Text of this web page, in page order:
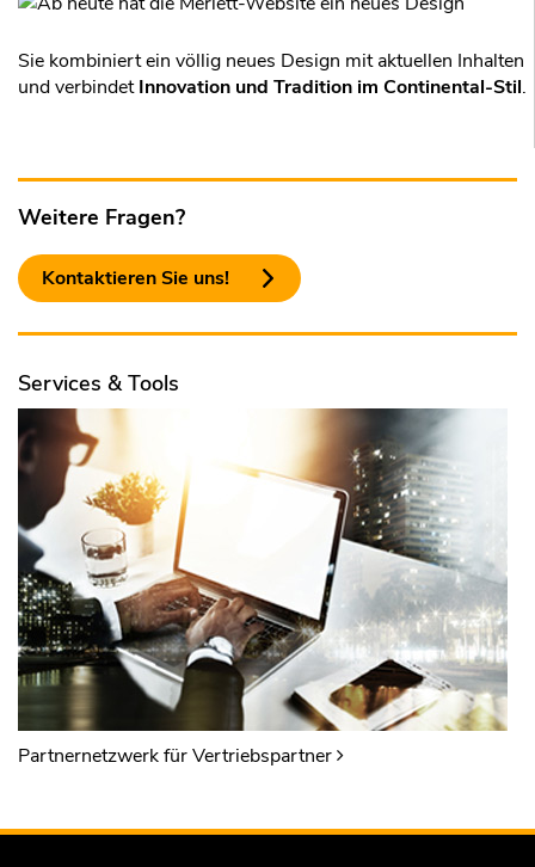
Sie kombiniert ein völlig neues Design mit aktuellen Inhalten
und verbindetInnovation und Tradition im Continental-Stil.
Weitere Fragen?
Kontaktieren Sie uns!
Services & Tools
Partnernetzwerk für Vertriebspartner